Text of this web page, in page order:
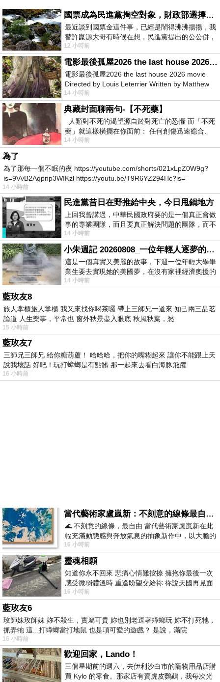
國票成為民進黨掏空對象，財政部選擇性失憶
最近談到國票金這件事，已經是鬧得沸沸揚揚，我
替許崑源大哥有時候在想，民進黨提出的公公併，
其實就是想要國庫通黨庫，鬧出最大的醜
12 小時前
電影最後孤屋2026 the last house 2026 movie
電影最後孤屋2026 the last house 2026 movie
Directed by Louis Leterrier Written by Matthew
Robinson Starring Greta Lee Wa
14 小時前
典藏封面聊兩句-【不死藥】
人類對不死的渴望源自於對死亡的恐懼 而「不死
藥」就這樣橫擺在你面前： 任何創傷迅速癒合、
停止衰老、痛覺消失…堪
14 小時前
為了
為了那每一個不眠的夜 https://youtube.com/shorts/021xLpZ0W9g?
is=9VvB2Aqpnp3WIKzl https://youtu.be/T9R6YZ294Hc?is=
14 小時前
民進黨昔日在野推給中央，今日甩鍋地方
上回我曾講過，中華民國政府要的是一個真正會做
事的專業團隊，而且要真正解決問題的團隊，而不
是只會到處甩鍋的雙標團隊，最近民進黨
14 小時前
小朱週記 20260808_一位年輕人逐夢的真實故事
這是一個真實又美麗的故事，下週一位年輕大學畢
業生要去實現她的美國夢，在沒有家裡經濟奧援的
情況下，靠著自我努力工作累積出國基
14 小時前
藍玫友8
旅人掌櫃旅人掌櫃 我又來找你喝茶囉 帶上三師兄一道來 知己兩三品茗
論道 人生樂事，平常也 窗外秋景盡入眼底 秋風秋葉，愁
15 小時前
藍玫友7
三師兄三師兄 給你糖葫蘆！ 哈哈哈，把你的嘴糊起來 讓你不能跟上天
說我壞話 好吧！玩打蟑螂是有點髒 那一起來去看白海豚飛躍
16 小時前
當代藝術家盧嵐新：不刻意的線條最自由，讓色彩流動、筆觸自己說話
🌊 不刻意的線條，最自由 當代藝術家盧嵐新在此
幅充滿動態感與奔放氣息的抽象新作中，以大膽的
藍色顏料在白色畫布上揮灑、壓印與流淌
16 小時前
靈魂相願
知道你永不回來 悲痛心情難按捺 擁抱你最後一次
感受微弱體溫時 重逢盼望交給祢 祢說天國再見面
此刻忍淚說別離 他日靈魂再
16 小時前
藍玫友6
玫師妹玫師妹 妳不殺生，實屬可貴 妳也別老逗著蟑螂玩 妳不打死牠，
抓弄牠 這...打蟑螂當打地鼠 也是項可愛的遊戲？ 是說，滿院
16 小時前
歡迎回家，Lando！
三個星期前的週六，去伊利沙白市的寵物用品店購
買 Kylo 的零食。那家店有賣虎皮鸚鵡，我每次光